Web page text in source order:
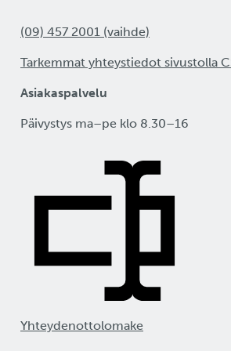
(09) 457 2001 (vaihde)
Tarkemmat yhteystiedot sivustolla
Asiakaspalvelu
Päivystys ma–pe klo 8.30–16
Yhteydenottolomake